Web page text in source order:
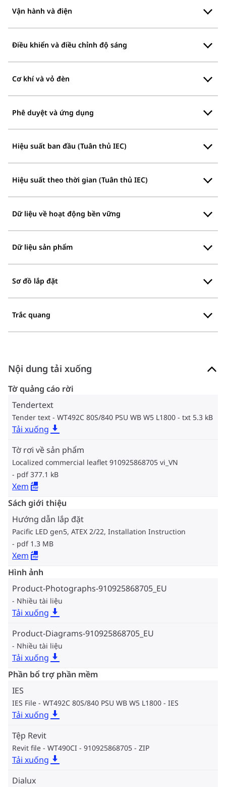
Vận hành và điện
Điều khiển và điều chỉnh độ sáng
Cơ khí và vỏ đèn
Phê duyệt và ứng dụng
Hiệu suất ban đầu (Tuân thủ IEC)
Hiệu suất theo thời gian (Tuân thủ IEC)
Dữ liệu về hoạt động bền vững
Dữ liệu sản phẩm
Sơ đồ lắp đặt
Trắc quang
Nội dung tải xuống
Tờ quảng cáo rời
Tendertext
Tender text - WT492C 80S/840 PSU WB W5 L1800 txt 5.3 kB
Tải xuống
Tờ rơi về sản phẩm
Localized commercial leaflet 910925868705 vi_VN
pdf 377.1 kB
Xem
Sách giới thiệu
Hướng dẫn lắp đặt
Pacific LED gen5, ATEX 2/22, Installation Instruction
pdf 1.3 MB
Xem
Hình ảnh
Product-Photographs-910925868705_EU
Nhiều tài liệu
Tải xuống
Product-Diagrams-910925868705_EU
Nhiều tài liệu
Tải xuống
Phần bổ trợ phần mềm
IES
IES File - WT492C 80S/840 PSU WB W5 L1800 IES
Tải xuống
Tệp Revit
Revit file - WT490CI - 910925868705 ZIP
Tải xuống
Dialux